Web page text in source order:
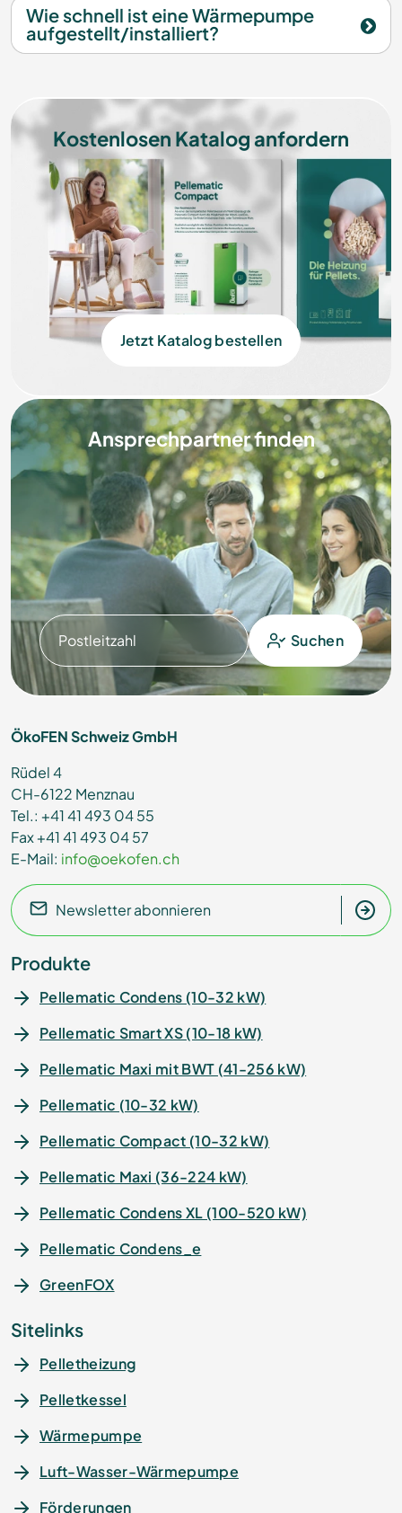
Wie schnell ist eine Wärmepumpe
aufgestellt/installiert?
Kostenlosen Katalog anfordern
Jetzt Katalog bestellen
Ansprechpartner finden
Postleitzahl Suchen
ÖkoFEN Schweiz GmbH
Rüdel 4
CH-6122 Menznau
Tel.: +41 41 493 04 55
Fax +41 41 493 04 57
E-Mail: info@oekofen.ch
Newsletter abonnieren
Produkte
Pellematic Condens (10-32 kW)
Pellematic Smart XS (10-18 kW)
Pellematic Maxi mit BWT (41-256 kW)
Pellematic (10-32 kW)
Pellematic Compact (10-32 kW)
Pellematic Maxi (36-224 kW)
Pellematic Condens XL (100-520 kW)
Pellematic Condens_e
GreenFOX
Sitelinks
Pelletheizung
Pelletkessel
Wärmepumpe
Luft-Wasser-Wärmepumpe
Förderungen